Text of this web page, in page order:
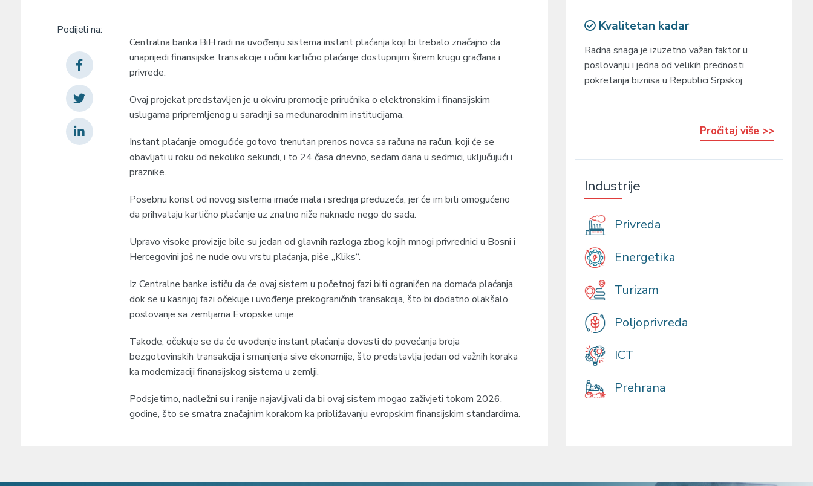
Podijeli na:
Centralna banka BiH radi na uvođenju sistema instant plaćanja koji bi trebalo značajno da
unaprijedi finansijske transakcije i učini kartično plaćanje dostupnijim širem krugu građana i
privrede.
Ovaj projekat predstavljen je u okviru promocije priručnika o elektronskim i finansijskim
uslugama pripremljenog u saradnji sa međunarodnim institucijama.
Instant plaćanje omogućiće gotovo trenutan prenos novca sa računa na račun, koji će se
obavljati u roku od nekoliko sekundi, i to 24 časa dnevno, sedam dana u sedmici, uključujući i
praznike.
Posebnu korist od novog sistema imaće mala i srednja preduzeća, jer će im biti omogućeno
da prihvataju kartično plaćanje uz znatno niže naknade nego do sada.
Upravo visoke provizije bile su jedan od glavnih razloga zbog kojih mnogi privrednici u Bosni i
Hercegovini još ne nude ovu vrstu plaćanja, piše „Kliks“.
Iz Centralne banke ističu da će ovaj sistem u početnoj fazi biti ograničen na domaća plaćanja,
dok se u kasnijoj fazi očekuje i uvođenje prekograničnih transakcija, što bi dodatno olakšalo
poslovanje sa zemljama Evropske unije.
Takođe, očekuje se da će uvođenje instant plaćanja dovesti do povećanja broja
bezgotovinskih transakcija i smanjenja sive ekonomije, što predstavlja jedan od važnih koraka
ka modernizaciji finansijskog sistema u zemlji.
Podsjetimo, nadležni su i ranije najavljivali da bi ovaj sistem mogao zaživjeti tokom 2026.
godine, što se smatra značajnim korakom ka približavanju evropskim finansijskim standardima.
Kvalitetan kadar
Radna snaga je izuzetno važan faktor u
poslovanju i jedna od velikih prednosti
pokretanja biznisa u Republici Srpskoj.
Pročitaj više >>
Industrije
Privreda
Energetika
Turizam
Poljoprivreda
ICT
Prehrana